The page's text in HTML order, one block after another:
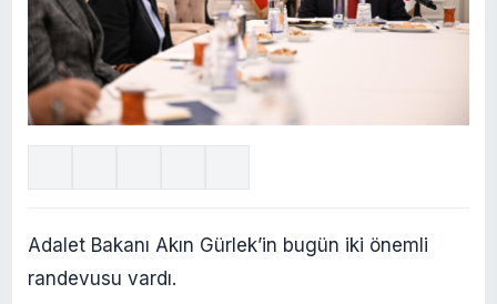
Adalet Bakanı Akın Gürlek’in bugün iki önemli
randevusu vardı.